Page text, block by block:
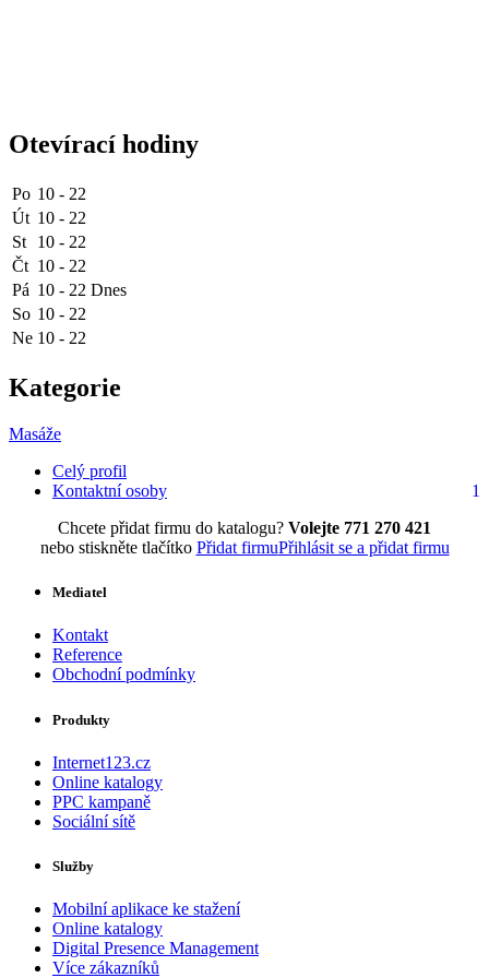
Otevírací hodiny
Po 10 - 22
Út 10 - 22
St
10 - 22
Čt 10 - 22
Pá 10 - 22 Dnes
So 10 - 22
Ne 10 - 22
Kategorie
Masáže
Celý profil
Kontaktní osoby
1
Chcete přidat firmu do katalogu? Volejte 771 270 421
nebo stiskněte tlačítko Přidat firmuPřihlásit se a přidat firmu
Mediatel
Kontakt
Reference
Obchodní podmínky
Produkty
Internet123.cz
Online katalogy
PPC kampaně
Sociální sítě
Služby
Mobilní aplikace ke stažení
Online katalogy
Digital Presence Management
Více zákazníků